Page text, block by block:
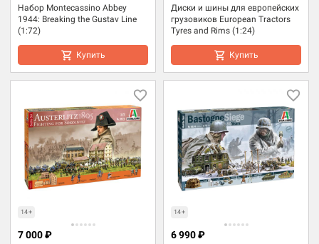
Набор Montecassino Abbey
1944: Breaking the Gustav Line
(1:72)
Купить
Диски и шины для европейских
грузовиков European Tractors
Tyres and Rims (1:24)
Купить
14+
7 000 ₽
14+
6 990 ₽